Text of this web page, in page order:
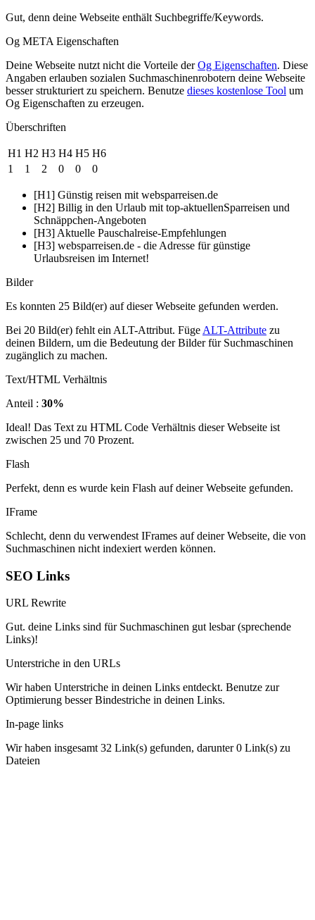
Gut, denn deine Webseite enthält Suchbegriffe/Keywords.
Og META Eigenschaften
Deine Webseite nutzt nicht die Vorteile derOg Eigenschaften. Diese
Angaben erlauben sozialen Suchmaschinenrobotern deine Webseite
besser strukturiert zu speichern. Benutze dieses kostenlose Tool um
Og Eigenschaften zu erzeugen.
Überschriften
H1 H2 H3 H4 H5 H6
1
1 2 0 0 0
[H1] Günstig reisen mit websparreisen.de
[H2] Billig in den Urlaub mit top-aktuellenSparreisen und
Schnäppchen-Angeboten
[H3] Aktuelle Pauschalreise-Empfehlungen
[H3] websparreisen.de - die Adresse für günstige
Urlaubsreisen im Internet!
Bilder
Es konnten 25 Bild(er) auf dieser Webseite gefunden werden.
Bei 20 Bild(er) fehlt ein ALT-Attribut. Füge ALT-Attribute zu
deinen Bildern, um die Bedeutung der Bilder für Suchmaschinen
zugänglich zu machen.
Text/HTML Verhältnis
Anteil : 30%
Ideal! Das Text zu HTML Code Verhältnis dieser Webseite ist
zwischen 25 und 70 Prozent.
Flash
Perfekt, denn es wurde kein Flash auf deiner Webseite gefunden.
IFrame
Schlecht, denn du verwendest IFrames auf deiner Webseite, die von
Suchmaschinen nicht indexiert werden können.
SEO Links
URL Rewrite
Gut. deine Links sind für Suchmaschinen gut lesbar (sprechende
Links)!
Unterstriche in den URLs
Wir haben Unterstriche in deinen Links entdeckt. Benutze zur
Optimierung besser Bindestriche in deinen Links.
In-page links
Wir haben insgesamt 32 Link(s) gefunden, darunter 0 Link(s) zu
Dateien